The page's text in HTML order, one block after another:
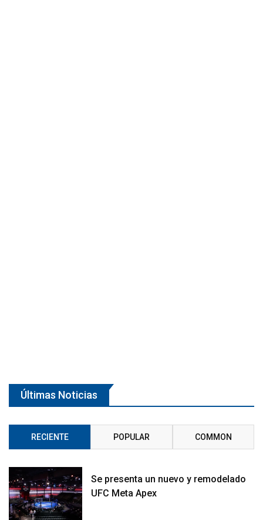
Últimas Noticias
RECIENTE POPULAR COMMON
Se presenta un nuevo y remodelado
UFC Meta Apex